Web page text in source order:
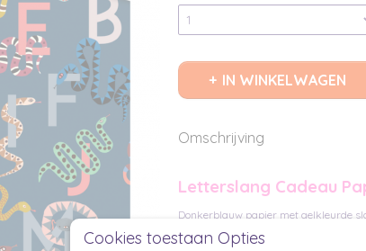
IN WINKELWAGEN
Omschrijving
Letterslang Cadeau
Donkerblauw papier met gelkleurde
1 rol cadeaupapier
Cookies toestaan Opties